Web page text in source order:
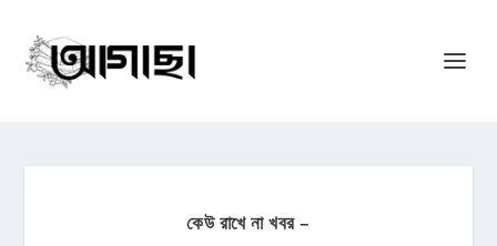
কেউ রাখে না খবর –